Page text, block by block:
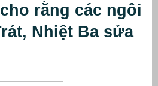
rằng các ngôi
Nhiệt Ba sửa